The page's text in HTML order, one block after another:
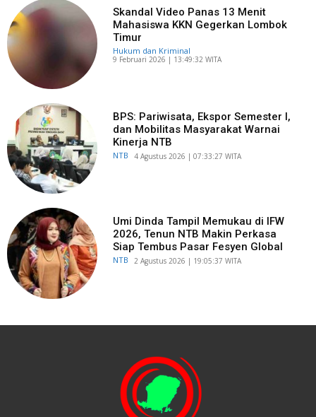
Skandal Video Panas 13 Menit
Mahasiswa KKN Gegerkan Lombok
Timur
Hukum dan Kriminal
​9 Februari 2026 | 13:49:32 WITA
BPS: Pariwisata, Ekspor Semester I,
dan Mobilitas Masyarakat Warnai
Kinerja NTB
NTB ​4 Agustus 2026 | 07:33:27 WITA
Umi Dinda Tampil Memukau di IFW
2026, Tenun NTB Makin Perkasa
Siap Tembus Pasar Fesyen Global
NTB ​2 Agustus 2026 | 19:05:37 WITA